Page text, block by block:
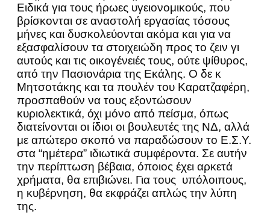
Ειδικά για τους ήρωες υγειονομικούς, που
βρίσκονται σε αναστολή εργασίας τόσους
μήνες και δυσκολεύονται ακόμα και για να
εξασφαλίσουν τα στοιχειώδη προς το ζειν γι
αυτούς και τις οικογένειές τους, ούτε ψίθυρος,
από την Πασιονάρια της Εκάλης. Ο δε κ
Μητσοτάκης και τα πουλέν του Καρατζαφέρη,
προσπαθούν να τους εξοντώσουν
κυριολεκτικά, όχι μόνο από πείσμα, όπως
διατείνονται οι ίδιοι οι βουλευτές της ΝΔ, αλλά
με απώτερο σκοπό να παραδώσουν το Ε.Σ.Υ.
στα “ημέτερα” ιδιωτικά συμφέροντα. Σε αυτήν
την περίπτωση βέβαια, όποιος έχει αρκετά
χρήματα, θα επιβιώνει. Για τους υπόλοιπους,
η κυβέρνηση, θα εκφράζει απλώς την λύπη
της.